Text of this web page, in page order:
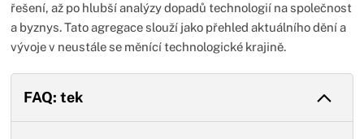
řešení, až po hlubší analýzy dopadů technologií na společnost
a byznys. Tato agregace slouží jako přehled aktuálního dění a
vývoje v neustále se měnící technologické krajině.
FAQ: tek